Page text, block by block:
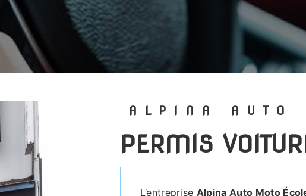
ALPINA AUTO
PERMIS
L’entreprise Alpina Auto Moto